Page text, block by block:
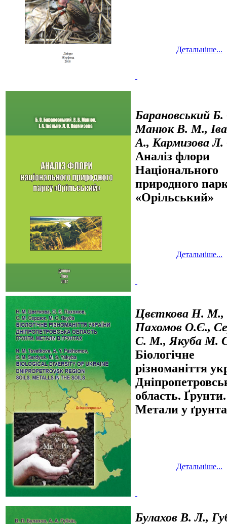
Детальніше...
Барановський
Манюк В. М.,
А., Кармизова
Аналіз флори
Національного
природного
«Орільський»
Детальніше...
Цвєткова Н. М.,
Пахомов О.Є.,
С. М., Якуба М.
Біологічне
різноманіття
область. Ґрунти.
Метали у
Детальніше...
Булахов В. Л.,